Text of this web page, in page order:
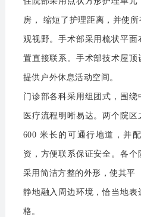
房， 缩短了护理距离，并使
观视野。手术部采用梳状平
置直接联系。手术部技术屋顶
提供户外休息活动空间。
门诊部各科采用组团式，围绕
医疗流程明晰易达。两个院
600 米长的可通行地道，并
资，方便联系保证安全。各个
采用简洁方整的外形，使其平
静地融入周边环境，恰当地表
格。